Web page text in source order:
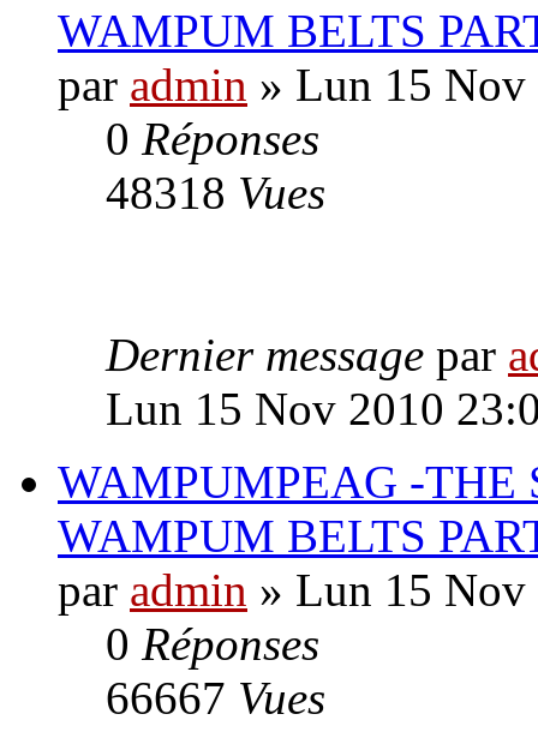
WAMPUM BELTS
par admin » Lun 15 Nov
0 Réponses
48318 Vues
Dernier message par
Lun 15 Nov 2010
WAMPUMPEAG -THE
WAMPUM BELTS
par admin » Lun 15 Nov
0 Réponses
66667 Vues